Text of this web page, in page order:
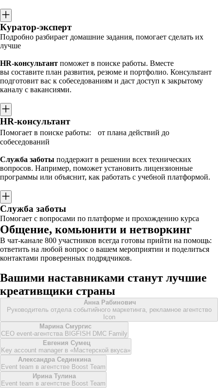
Куратор-эксперт
Подробно разбирает домашние задания, помогает сделать их
лучше
HR-консультант поможет в поиске работы. Вместе
вы составите план развития, резюме и портфолио. Консультант
подготовит вас к собеседованиям и даст доступ к закрытому
каналу с вакансиями.
HR-консультант
Помогает в поиске работы: от плана действий до
собеседований
Служба заботы поддержит в решении всех технических
вопросов. Например, поможет установить лицензионные
программы или объяснит, как работать с учебной платформой.
Служба заботы
Помогает с вопросами по платформе и прохождению курса
Общение, комьюнити и нетворкинг
В чат-канале 800 участников всегда готовы прийти на помощь:
ответить на любой вопрос о вашем мероприятии и поделиться
контактами проверенных подрядчиков.
Вашими наставниками станут лучшие
креативщики страны
Анна Рабинович
Руководитель отдела событийного маркетинга, рекламное агентство
Icon
Марина Смургис
CEO event-агентства BIGFISH DMC Family
Евгения Сумец
Key account manager в «Мастерской вкуса»
Александра Сединкина
Event team в агентстве Boost Team
Ирина Тулина
Event team в агентстве Boost Team